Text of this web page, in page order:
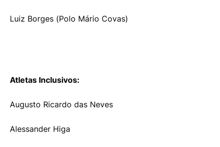
Luiz Borges (Polo Mário Covas)
Atletas Inclusivos:
Augusto Ricardo das Neves
Alessander Higa